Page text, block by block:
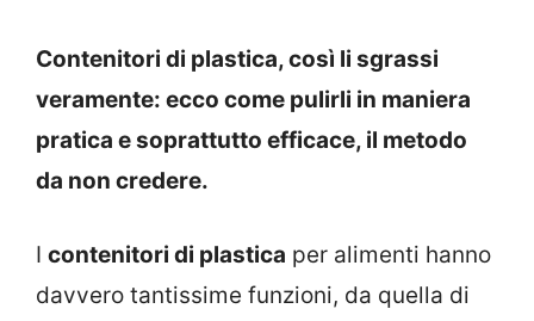
Contenitori di plastica, così li sgrassi
veramente: ecco come pulirli in maniera
pratica e soprattutto efficace, il metodo
da non credere.
I contenitori di plastica per alimenti hanno
davvero tantissime funzioni, da quella di